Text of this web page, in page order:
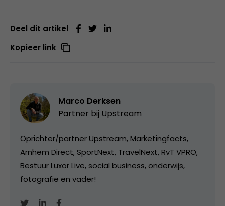
Deel dit artikel
Kopieer link
Marco Derksen
Partner bij Upstream
Oprichter/partner Upstream, Marketingfacts,
Arnhem Direct, SportNext, TravelNext, RvT VPRO,
Bestuur Luxor Live, social business, onderwijs,
fotografie en vader!